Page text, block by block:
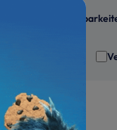
um Preise &